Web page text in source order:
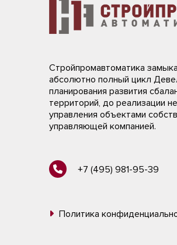
Стройпромавтоматика
абсолютно полный цикл
планирования развития
территорий, до реализации
управления объектами
управляющей компанией.
+7 (495) 981-95-39
Политика